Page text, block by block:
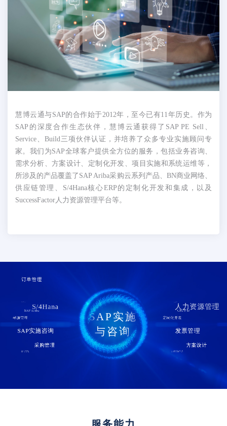
慧博云通与SAP的合作始于2012年，至今已有11年历史。作为
SAP的深度合作生态伙伴，慧博云通获得了SAP PE Sell、
Service、Build三项伙伴认证，并培养了众多专业实施顾问专
家。我们为SAP全球客户提供全方位的服务，包括业务咨询、
需求分析、方案设计、定制化开发、项目实施和系统运维等，
所涉及的产品覆盖了SAP Ariba采购云系列产品、BN商业网络、
供应链管理、S/4Hana核心ERP的定制化开发和集成，以及
SuccessFactor人力资源管理平台等。
SAP实施
与咨询
SAP实施咨询
SAP AribaS/4Hana
采购管理
寻源管理
供应商管理
合同管理
订单管理
发票管理
CIG集成
人力资源管理
方案设计
定制化开发
实施运维
技术支持服务